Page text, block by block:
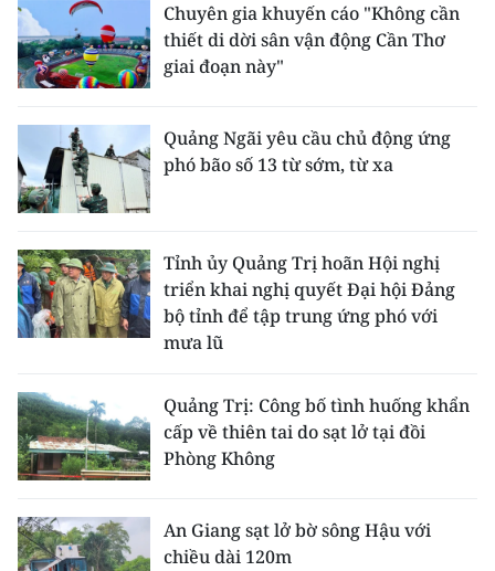
NHÂN DÂN HẰNG THÁNG
MUA BÁO
ĐỌC BÁO IN
ENGLISH
中文
FRANÇAIS
ESPAÑOL
한국어
Chuyên gia khuyến cáo "Không cần
thiết di dời sân vận động Cần Thơ
giai đoạn này"
Quảng Ngãi yêu cầu chủ động ứng
phó bão số 13 từ sớm, từ xa
Tỉnh ủy Quảng Trị hoãn Hội nghị
triển khai nghị quyết Đại hội Đảng
bộ tỉnh để tập trung ứng phó với
mưa lũ
Quảng Trị: Công bố tình huống khẩn
cấp về thiên tai do sạt lở tại đồi
Phòng Không
An Giang sạt lở bờ sông Hậu với
chiều dài 120m